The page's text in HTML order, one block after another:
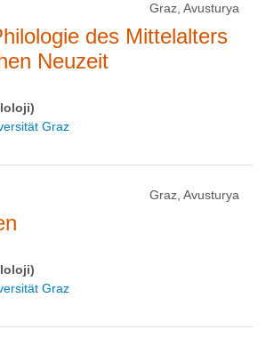
Graz, Avusturya
des Mittelalters
Neuzeit
Graz
Graz, Avusturya
Graz